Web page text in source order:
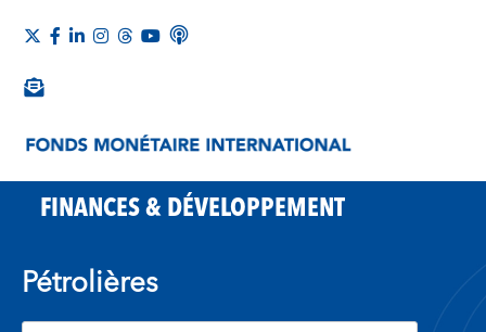
FINANCES & DÉVELOPPEMENT
Pétrolières